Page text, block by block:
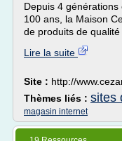
Depuis 4
100 ans, la Maison
de produits de qualité
Lire la suite
Site : http://
Thèmes liés : sites
magasin internet